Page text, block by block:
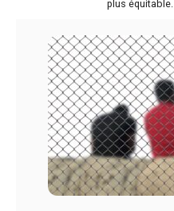
plus équitable.